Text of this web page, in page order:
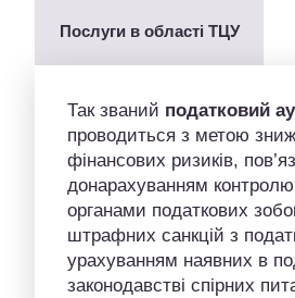
Послуги в області ТЦУ
Так званий податковий
проводиться з метою
фінансових ризиків,
донарахуванням
органами податкових
штрафних санкцій з
урахуванням наявних в
законодавстві спірних